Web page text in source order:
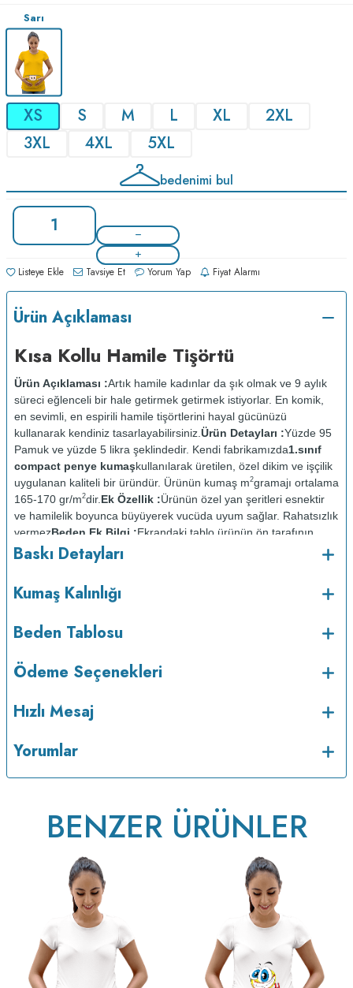
Sarı
XS S M L XL
2XL
3XL
4XL 5XL
bedenimi bul
Listeye Ekle Tavsiye Et Yorum Yap Fiyat Alarmı
Ürün Açıklaması
Kısa Kollu Hamile Tişörtü
Ürün Açıklaması :Artık hamile kadınlar da şık olmak ve 9 aylık
süreci eğlenceli bir hale getirmek getirmek istiyorlar. En komik,
en sevimli, en espirili hamile tişörtlerini hayal gücünüzü
kullanarak kendiniz tasarlayabilirsiniz. Ürün Detayları :Yüzde 95
Pamuk ve yüzde 5 likra şeklindedir. Kendi fabrikamızda1.sınıf
compact penye kumaşkullanılarak üretilen, özel dikim ve işçilik
uygulanan kaliteli bir üründür. Ürünün kumaş m2gramajı ortalama
165-170 gr/m2dir. Ek Özellik :Ürünün özel yan şeritleri esnektir
ve hamilelik boyunca büyüyerek vucüda uyum sağlar. Rahatsızlık
vermezBeden Ek Bilgi :Ekrandaki tablo ürünün ön tarafının
ölçüsüdür. Arka taraf ön taraftan 2cm daha kısadır.
Baskılarda kullanılan boyalar sertifikalı ve güvenlidir;
maksimum 30 o C de ve tersten yıkanır.
Orta ısıda ve tersten
Baskı Detayları
Kumaş Kalınlığı
Beden Tablosu
Ödeme Seçenekleri
Hızlı Mesaj
Yorumlar
BENZER ÜRÜNLER